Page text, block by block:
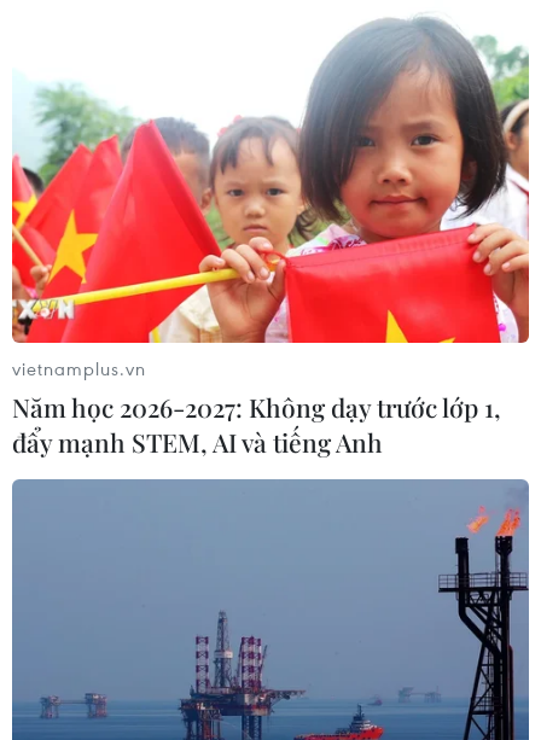
vietnamplus.vn
Năm học 2026-2027: Không dạy trước lớp 1,
đẩy mạnh STEM, AI và tiếng Anh